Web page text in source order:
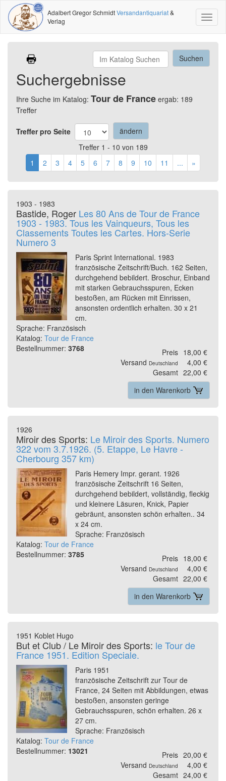
Adalbert Gregor SchmidtVersandantiquariat&
Verlag
Suchergebnisse
Ihre Suche im Katalog: Tour de France ergab: 189
Treffer
Treffer pro Seite
Treffer 1 - 10 von 189
1
2 3 4 5 6 7 8 9 10 11 ... »
1903 - 1983
Bastide, Roger Les 80 Ans de Tour de France
1903 - 1983. Tous les Vainqueurs, Tous les
Classements Toutes les Cartes. Hors-Serie
Numero 3
Paris Sprint International. 1983
französische Zeitschrift/Buch. 162 Seiten,
durchgehend bebildert. Broschur, Einband
mit starken Gebrauchsspuren, Ecken
bestoßen, am Rücken mit Einrissen,
ansonsten ordentlich erhalten. 30 x 21
cm.
Sprache: Französisch
Katalog: Tour de France
Bestellnummer: 3768 Preis 18,00 €
Versand Deutschland
4,00 €
Gesamt 22,00 €
in den Warenkorb
1926
Miroir des Sports: Le Miroir des Sports. Numero
322 vom 3.7.1926. (5. Etappe, Le Havre -
Cherbourg 357 km)
Paris Hemery Impr. gerant. 1926
französische Zeitschrift 16 Seiten,
durchgehend bebildert, vollständig, fleckig
und kleinere Läsuren, Knick, Papier
gebräunt, ansonsten schön erhalten.. 34
x 24 cm.
Sprache: Französisch
Katalog: Tour de France
Bestellnummer: 3785 Preis 18,00 €
Versand Deutschland
4,00 €
Gesamt 22,00 €
in den Warenkorb
1951 Koblet Hugo
But et Club / Le Miroir des Sports: le Tour de
France 1951. Edition Speciale.
Paris 1951
französische Zeitschrift zur Tour de
France, 24 Seiten mit Abbildungen, etwas
bestoßen, ansonsten geringe
Gebrauchsspuren, schön erhalten. 26 x
27 cm.
Sprache: Französisch
Katalog: Tour de France
Bestellnummer: 13021 Preis 20,00 €
Versand Deutschland
4,00 €
Gesamt 24,00 €